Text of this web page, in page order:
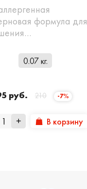
формула для
0.07 кг.
руб. 210 -7%
+ В корзину